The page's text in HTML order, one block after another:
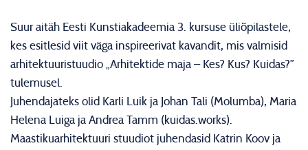
Suur aitäh Eesti Kunstiakadeemia 3. kursuse üliõpilastele,
kes esitlesid viit väga inspireerivat kavandit, mis valmisid
arhitektuuristuudio „Arhitektide maja – Kes? Kus? Kuidas?”
tulemusel.
Juhendajateks olid Karli Luik ja Johan Tali (Molumba), Maria
Helena Luiga ja Andrea Tamm (kuidas.works).
Maastikuarhitektuuri stuudiot juhendasid Katrin Koov ja